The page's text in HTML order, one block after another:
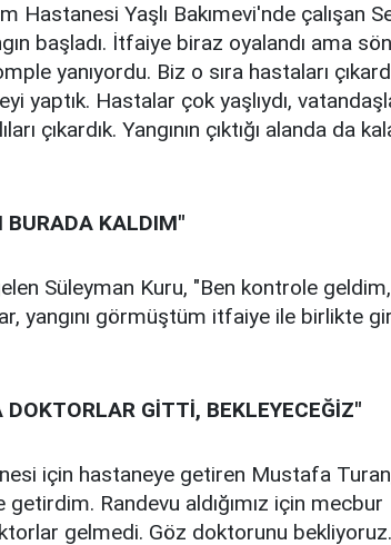
Hastanesi Yaşlı Bakımevi'nde çalışan
başladı. İtfaiye biraz oyalandı ama
yanıyordu. Biz o sıra hastaları
yaptık. Hastalar çok yaşlıydı,
çıkardık. Yangının çıktığı alanda da
BURADA KALDIM"
Süleyman Kuru, "Ben kontrole
yangını görmüştüm itfaiye ile birlikte
DOKTORLAR GİTTİ, BEKLEYECEĞİZ"
için hastaneye getiren Mustafa
Randevu aldığımız için mecbur
gelmedi. Göz doktorunu bekliyoruz.